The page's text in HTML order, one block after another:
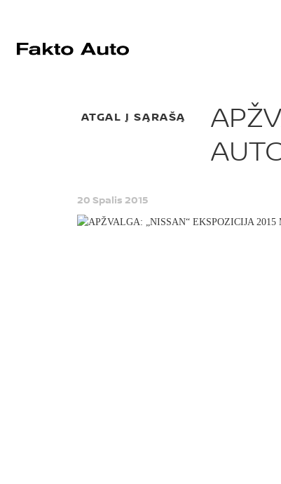
ATGAL Į SĄRAŠĄ
20 Spalis 2015